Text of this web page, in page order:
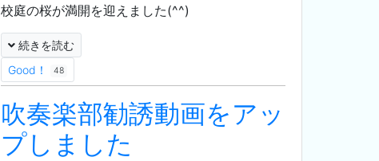
校庭の桜が満開を迎えました(^^)
続きを読む
Good！
48
吹奏楽部勧誘動画をアッ
プしました